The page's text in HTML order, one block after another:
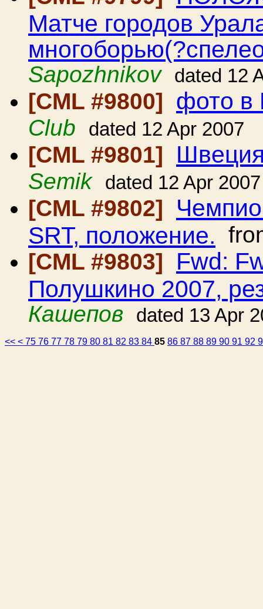
Матче городов
Sapozhnikov
dated 12
[CML #9800] фото в
Club dated 12 Apr 2007
[CML #9801]
Semik dated 12 Apr 2007
[CML #9802]
SRT, положение.
[CML #9803]
Fwd:
Полушкино 2007,
Кашепов
dated 13 Apr
<< < 75 76 77 78 79 80 81 82 83 84 85 86 87 88 89 90 91 92